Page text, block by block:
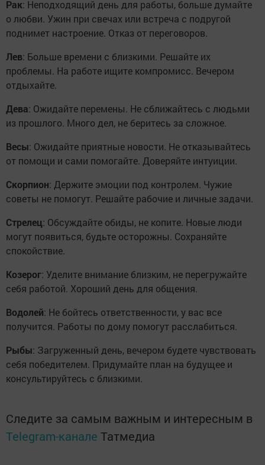
Рак: Неподходящий день для работы, больше думайте
о любви. Ужин при свечах или встреча с подругой
поднимет настроение. Отказ от переговоров.
Лев: Больше времени с близкими. Решайте их
проблемы. На работе ищите компромисс. Вечером
отдыхайте.
Дева: Ожидайте перемены. Не сближайтесь с людьми
из прошлого. Много дел, не беритесь за сложное.
Весы: Ожидайте приятные новости. Не отказывайтесь
от помощи и сами помогайте. Доверяйте интуиции.
Скорпион: Держите эмоции под контролем. Чужие
советы не помогут. Решайте рабочие и личные задачи.
Стрелец: Обсуждайте обиды, не копите. Новые люди
могут появиться, будьте осторожны. Сохраняйте
спокойствие.
Козерог: Уделите внимание близким, не перегружайте
себя работой. Хороший день для общения.
Водолей: Не бойтесь ответственности, у вас все
получится. Работы по дому помогут расслабиться.
Рыбы: Загруженный день, вечером будете чувствовать
себя победителем. Придумайте план на будущее и
консультируйтесь с близкими.
Следите за самым важным и интересным в
Telegram-канале Татмедиа